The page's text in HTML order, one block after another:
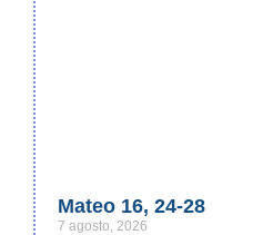
Mateo 16, 24-28
7 agosto, 2026